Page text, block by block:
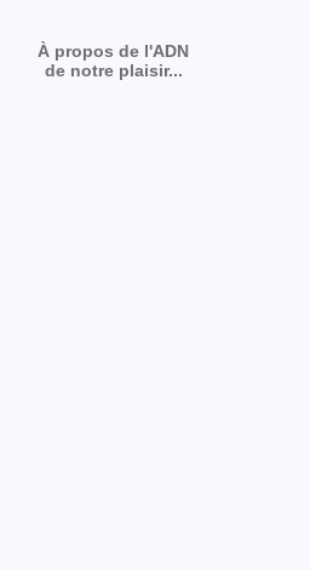
À propos de l'ADN
de notre plaisir...